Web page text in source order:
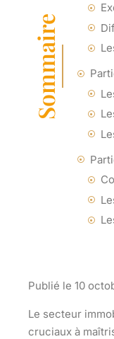
Sommaire
Publié le 10
Le secteur
cruciaux à